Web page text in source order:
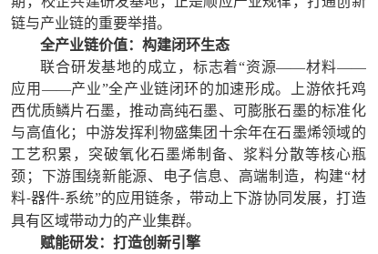
链与产业链的重要举措。
全产业链价值：构建闭环生态
联合研发基地的成立，标志着“资源——材料——
应用——产业”全产业链闭环的加速形成。上游依托鸡
西优质鳞片石墨，推动高纯石墨、可膨胀石墨的标准化
与高值化；中游发挥利物盛集团十余年在石墨烯领域的
工艺积累，突破氧化石墨烯制备、浆料分散等核心瓶
颈；下游围绕新能源、电子信息、高端制造，构建“材
料-器件-系统”的应用链条，带动上下游协同发展，打造
具有区域带动力的产业集群。
赋能研发：打造创新引擎